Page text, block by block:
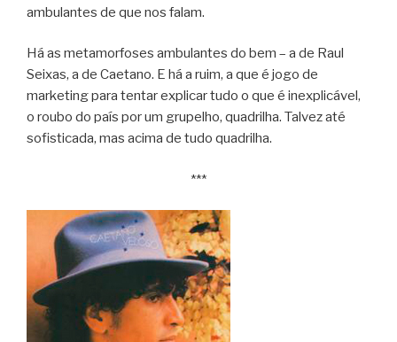
ambulantes de que nos falam.
Há as metamorfoses ambulantes do bem – a de Raul
Seixas, a de Caetano. E há a ruim, a que é jogo de
marketing para tentar explicar tudo o que é inexplicável,
o roubo do país por um grupelho, quadrilha. Talvez até
sofisticada, mas acima de tudo quadrilha.
***